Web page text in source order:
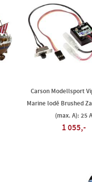
Carson Modellsport
Marine lodě Brushed
(max. A): 25 A
1 055,-